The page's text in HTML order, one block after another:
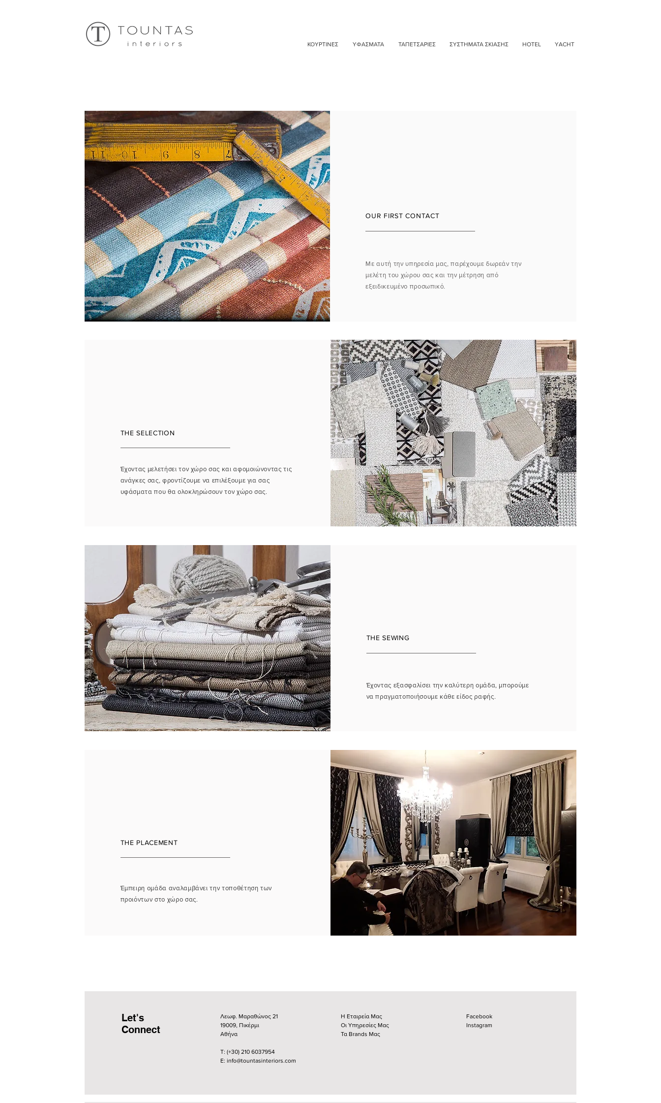
ΚΟΥΡΤΙΝΕΣ ΥΦΑΣΜΑΤΑ ΤΑΠΕΤΣΑΡΙΕΣ ΣΥΣΤΗΜΑΤΑ ΣΚΙΑΣΗΣ HOTEL YACHT
OUR FIRST CONTACT
Με αυτή την υπηρεσία μας, παρέχουμε δωρεάν την
μελέτη του χώρου σας και την μέτρηση από
εξειδικευμένο προσωπικό.
THE SELECTION
Έχοντας μελετήσει τον χώρο σας και αφομοιώνοντας τις
ανάγκες σας, φροντίζουμε να επιλέξουμε για σας
υφάσματα που θα ολοκληρώσουν τον χώρο σας.
THE SEWING
Έχοντας εξασφαλίσει την καλύτερη ομάδα, μπορούμε
να πραγματοποιήσουμε κάθε είδος ραφής.
THE PLACEMENT
Έμπειρη ομάδα αναλαμβάνει την τοποθέτηση των
προιόντων στο χώρο σας.
Let's
Connect
Λεωφ. Μαραθώνος 21
19009, Πικέρμι
Αθήνα
Τ: (+30) 210 6037954
Ε: info@tountasinteriors.com
Η Εταιρεία Μας
Οι Υπηρεσίες Μας
Τα Brands Μας
Facebook
Instagram